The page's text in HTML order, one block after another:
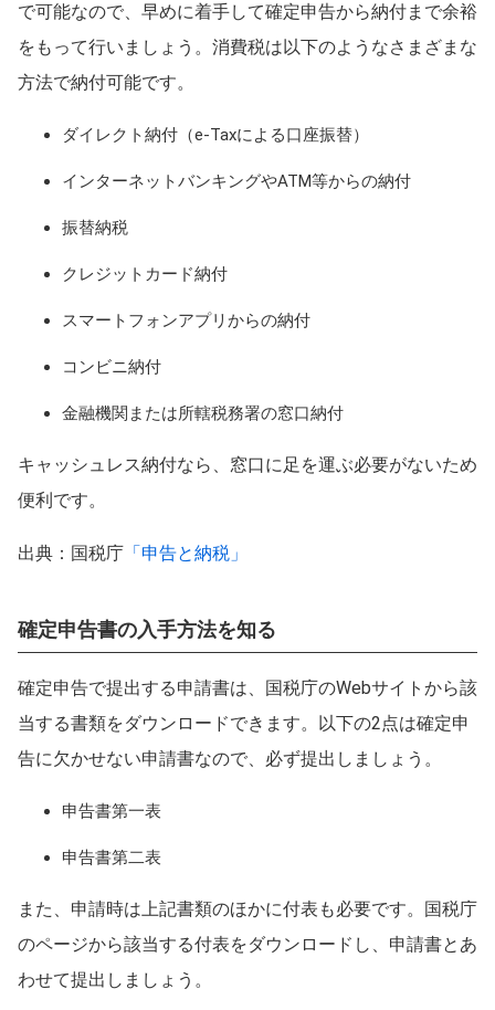
で可能なので、早めに着手して確定申告から納付まで余裕
をもって行いましょう。消費税は以下のようなさまざまな
方法で納付可能です。
ダイレクト納付（e-Taxによる口座振替）
インターネットバンキングやATM等からの納付
振替納税
クレジットカード納付
スマートフォンアプリからの納付
コンビニ納付
金融機関または所轄税務署の窓口納付
キャッシュレス納付なら、窓口に足を運ぶ必要がないため
便利です。
出典：国税庁 「申告と納税」
確定申告書の入手方法を知る
確定申告で提出する申請書は、国税庁のWebサイトから該
当する書類をダウンロードできます。以下の2点は確定申
告に欠かせない申請書なので、必ず提出しましょう。
申告書第一表
申告書第二表
また、申請時は上記書類のほかに付表も必要です。国税庁
のページから該当する付表をダウンロードし、申請書とあ
わせて提出しましょう。